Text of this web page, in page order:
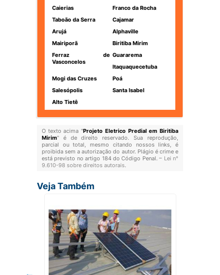
Caierias
Franco da Rocha
Taboão da Serra
Cajamar
Arujá
Alphaville
Mairiporã
Biritiba Mirim
Ferraz de
Vasconcelos
Guararema
Itaquaquecetuba
Mogi das Cruzes
Poá
Salesópolis
Santa Isabel
Alto Tietê
O texto acima "Projeto Eletrico Predial em Biritiba
Mirim" é de direito reservado. Sua reprodução,
parcial ou total, mesmo citando nossos links, é
proibida sem a autorização do autor. Plágio é crime e
está previsto no artigo 184 do Código Penal. – Lei n°
9.610-98 sobre direitos autorais.
Veja Também